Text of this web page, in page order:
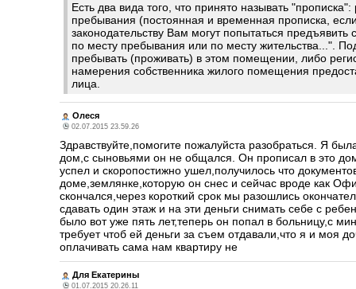
Есть два вида того, что принято называть
пребывания (постоянная и временная прописка,
законодательству Вам могут попытаться
по месту пребывания или по месту жительства...".
пребывать (проживать) в этом помещении, либо
намерения собственника жилого помещения
лица.
Олеся
02.07.2015 23.59.26
Здравствуйте,помогите пожалуйста разобраться. Я
дом,с сыновьями он не общался. Он прописал в это
успел и скоропостижно ушел,получилось что
доме,землянке,которую он снес и сейчас вроде как
скончался,через короткий срок мы разошлись
сдавать один этаж и на эти деньги снимать себе с
было вот уже пять лет,теперь он попал в больницу,с
требует чтоб ей деньги за съем отдавали,что я и моя
оплачивать сама нам квартиру не
Для Екатерины
01.07.2015 20.26.11